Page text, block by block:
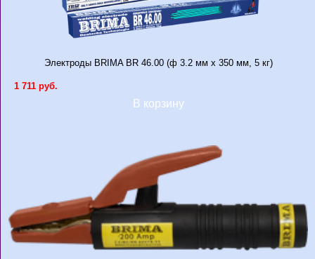
Электроды BRIMA BR 46.00 (ф 3.2 мм x 350 мм, 5 кг)
1 711 руб.
В корзину